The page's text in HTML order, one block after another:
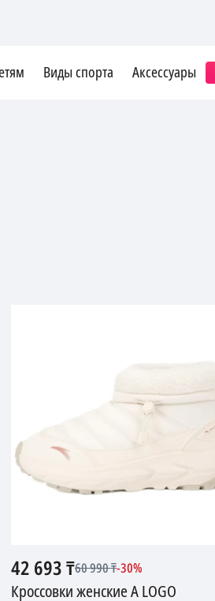
Виды спорта Аксессуары
42 693₸60 990₸-30%
Кроссовки женские A LOGO